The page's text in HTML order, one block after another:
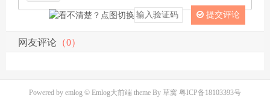
提交评论
网友评论 （0）
Powered by emlog © Emlog大前端 theme By 草窝 粤ICP备18103393号